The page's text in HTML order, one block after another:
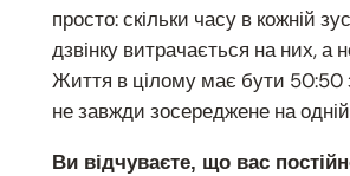
просто: скільки часу в кожній
дзвінку витрачається на них, а
Життя в цілому має бути 50:50
не завжди зосереджене на
Ви відчуваєте, що вас